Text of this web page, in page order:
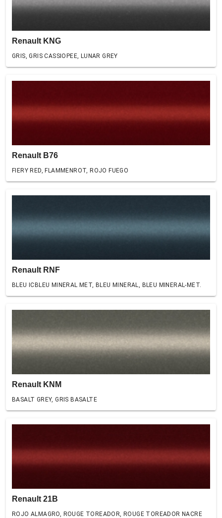
Renault KNG
GRIS, GRIS CASSIOPEE, LUNAR GREY
Renault B76
FIERY RED, FLAMMENROT, ROJO FUEGO
Renault RNF
BLEU ICBLEU MINERAL MET, BLEU MINERAL, BLEU MINERAL-MET.
Renault KNM
BASALT GREY, GRIS BASALTE
Renault 21B
ROJO ALMAGRO, ROUGE TOREADOR, ROUGE TOREADOR NACRE